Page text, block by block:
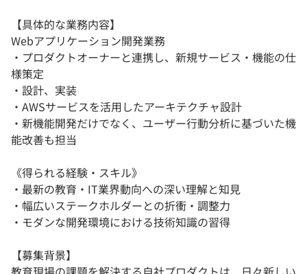
【具体的な業務内容】
Webアプリケーション開発業務
・プロダクトオーナーと連携し、新規サービス・機能の仕
様策定
・設計、実装
・AWSサービスを活用したアーキテクチャ設計
・新機能開発だけでなく、ユーザー行動分析に基づいた機
能改善も担当
《得られる経験・スキル》
・最新の教育・IT業界動向への深い理解と知見
・幅広いステークホルダーとの折衝・調整力
・モダンな開発環境における技術知識の習得
【募集背景】